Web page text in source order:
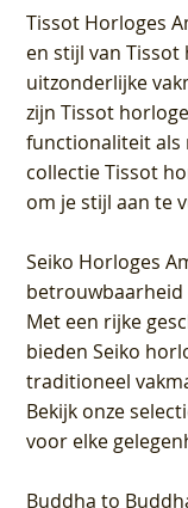
Tissot Horloges
en stijl van
uitzonderlijke
zijn Tissot
functionaliteit als
collectie Tissot
om je stijl aan te
Seiko Horloges
betrouwbaarheid
Met een rijke
bieden Seiko
traditioneel
Bekijk onze
voor elke
Buddha to